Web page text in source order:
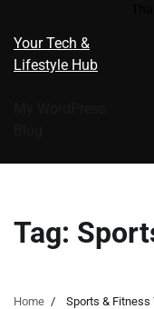
content
Your Tech &
Lifestyle Hub
Tag:
Home Sports & Fitness